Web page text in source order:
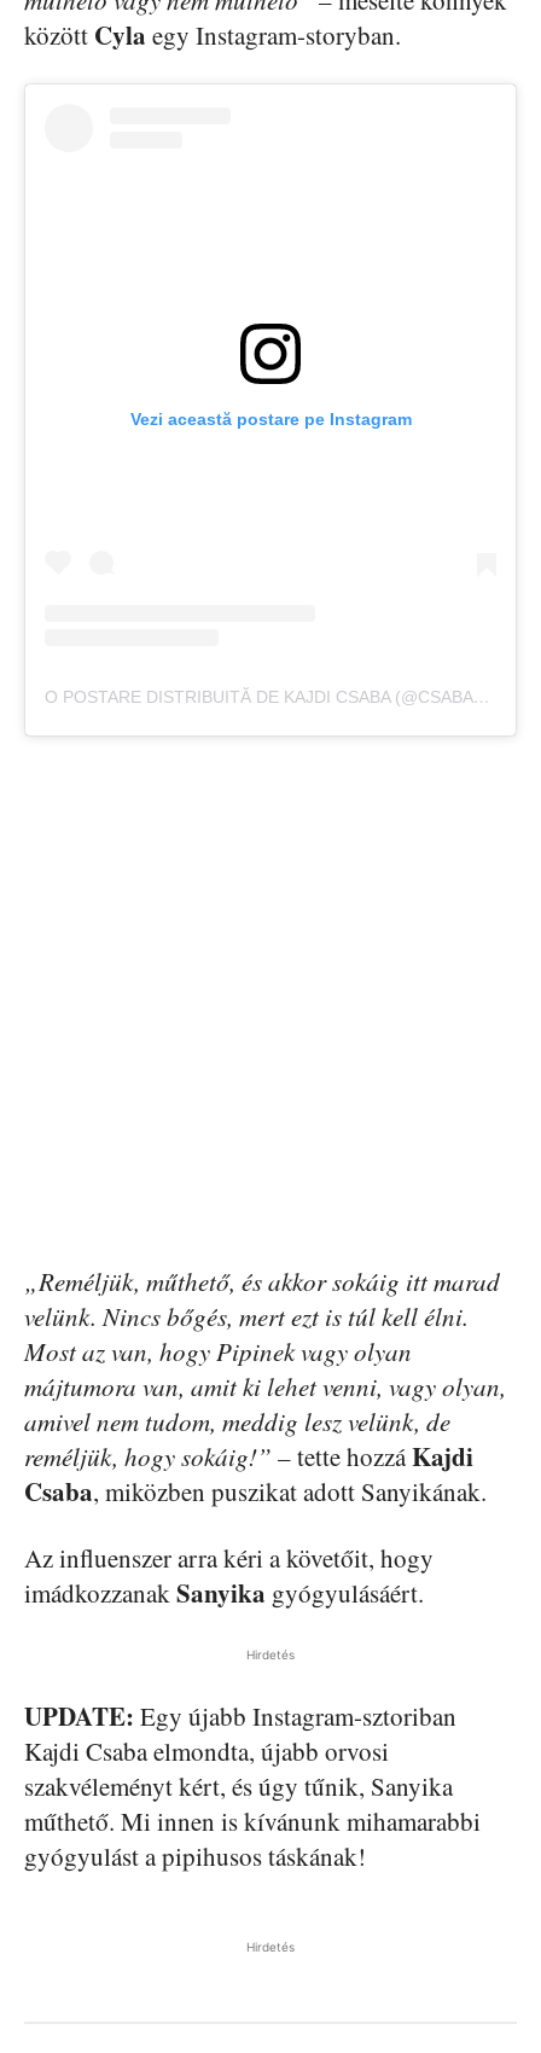
között Cyla egy Instagram-storyban.
Vezi această postare pe Instagram
O POSTARE DISTRIBUITĂ DE KAJDI CSABA (@CSABA_KAJDI)
„Reméljük, műthető, és akkor sokáig itt marad
velünk. Nincs bőgés, mert ezt is túl kell élni.
Most az van, hogy Pipinek vagy olyan
májtumora van, amit ki lehet venni, vagy olyan,
amivel nem tudom, meddig lesz velünk, de
reméljük, hogy sokáig!” – tette hozzáKajdi
Csaba, miközben puszikat adott Sanyikának.
Az influenszer arra kéri a követőit, hogy
imádkozzanakSanyika gyógyulásáért.
Hirdetés
UPDATE: Egy újabb Instagram-sztoriban
Kajdi Csaba elmondta, újabb orvosi
szakvéleményt kért, és úgy tűnik, Sanyika
műthető. Mi innen is kívánunk mihamarabbi
gyógyulást a pipihusos táskának!
Hirdetés